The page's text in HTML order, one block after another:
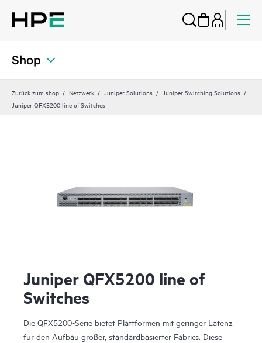
Shop
Zurück zum shop Netzwerk Juniper Solutions
Juniper Switching Solutions
Juniper QFX5200 line of Switches
Juniper QFX5200 line of
Switches
Die QFX5200-Serie bietet Plattformen mit geringer Latenz
für den Aufbau großer, standardbasierter Fabrics. Diese